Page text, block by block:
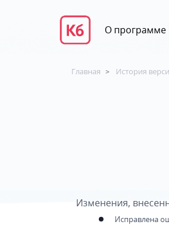
О программе
Главная > История
Изменения,
Исправлена